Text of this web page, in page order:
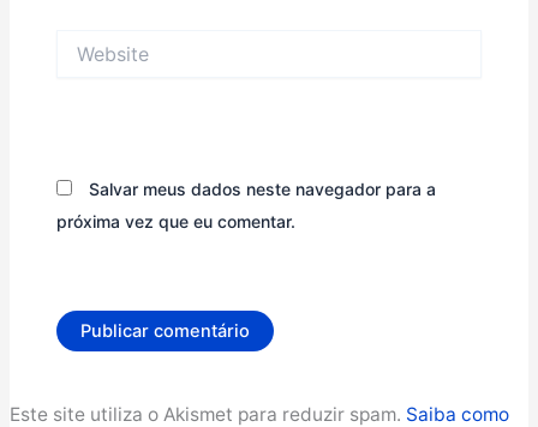
Salvar meus dados neste navegador para a
próxima vez que eu comentar.
Este site utiliza o Akismet para reduzir spam. Saiba como